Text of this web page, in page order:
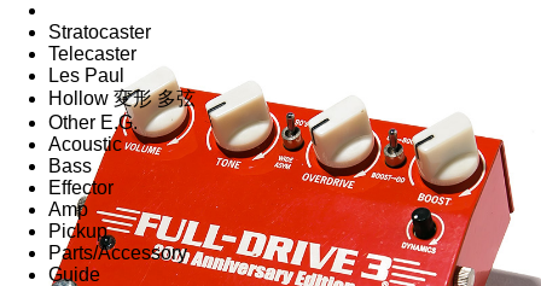
Stratocaster
Telecaster
Les Paul
Hollow 変形 多弦
Other E.G.
Acoustic
Bass
Effector
Amp
Pickup
Parts/Accessory
Guide